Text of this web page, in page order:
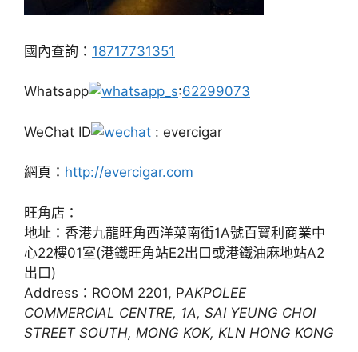
國內查詢： 18717731351
Whatsapp :62299073
WeChat ID : evercigar
網頁： http://evercigar.com
旺角店：
地址：香港九龍旺角西洋菜南街1A號百寶利商業中
心22樓01室(港鐵旺角站E2出口或港鐵油麻地站A2
出口)
Address：ROOM 2201, PAKPOLEE
COMMERCIAL CENTRE, 1A, SAI YEUNG CHOI
STREET SOUTH, MONG KOK, KLN HONG KONG